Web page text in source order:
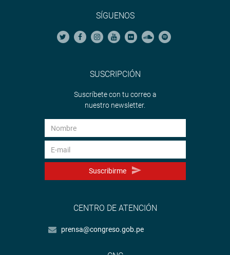
SÍGUENOS
SUSCRIPCIÓN
Suscríbete con tu correo a
nuestro newsletter.
Suscribirme
CENTRO DE ATENCIÓN
prensa@congreso.gob.pe